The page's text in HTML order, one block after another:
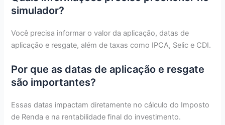
simulador?
Você precisa informar o valor da aplicação, datas de
aplicação e resgate, além de taxas como IPCA, Selic e CDI.
Por que as datas de aplicação e resgate
são importantes?
Essas datas impactam diretamente no cálculo do Imposto
de Renda e na rentabilidade final do investimento.